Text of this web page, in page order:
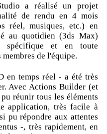
a réalisé un projet
de rendu en 4 mois
réel, musiques, etc.) en
au quotidien (3ds Max)
spécifique et en toute
de l'équipe.
en temps réel - a été très
Avec Actions Builder (et
réunir tous les éléments
application, très facile à
pu répondre aux attentes
-, très rapidement, en